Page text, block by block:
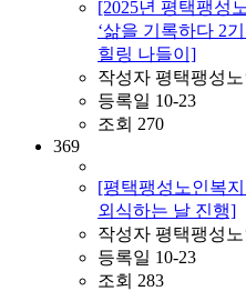
[2025년 평택팽성
‘삶을 기록하다 2
힐링 나들이]
작성자 평택팽성
등록일 10-23
조회 270
369
[평택팽성노인복
외식하는 날 진행]
작성자 평택팽성
등록일 10-23
조회 283